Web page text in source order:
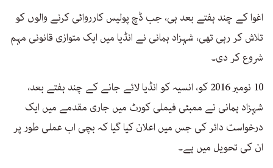
اغوا کے چند ہفتے بعد ہی، جب ڈچ پولیس کارروائی کرنے والوں کو
تلاش کر رہی تھی، شہزاد ہمانی نے انڈیا میں ایک متوازی قانونی مہم
شروع کر دی۔
10 نومبر 2016 کو، انسیہ کو انڈیا لائے جانے کے چند ہفتے بعد،
شہزاد ہمانی نے ممبئی فیملی کورٹ میں جاری مقدمے میں ایک
درخواست دائر کی جس میں اعلان کیا گیا کہ بچی اب عملی طور پر
ان کی تحویل میں ہے۔